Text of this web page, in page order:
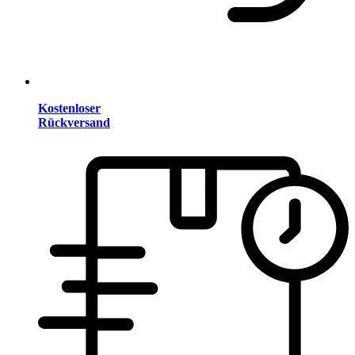
Kostenloser
Rückversand